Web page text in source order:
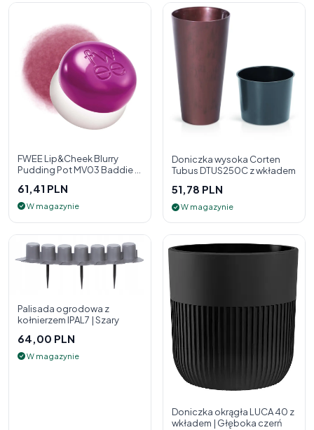
FWEE Lip&Cheek Blurry
Pudding Pot MV03 Baddie 5
policzk
61,41 PLN
W magazynie
Doniczka wysoka Corten
Tubus DTUS250C z wkładem
51,78 PLN
W magazynie
Palisada ogrodowa z
kołnierzem IPAL7 | Szary
64,00 PLN
W magazynie
Doniczka okrągła LUCA 40 z
wkładem | Głęboka czerń